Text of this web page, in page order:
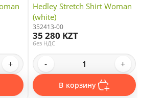
+
Hedley Stretch Shirt Woman
(white)
352413-00
35 280 KZT
без НДС
- +
В корзину